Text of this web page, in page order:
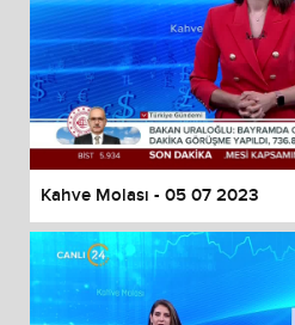
Kahve Molası - 05 07 2023